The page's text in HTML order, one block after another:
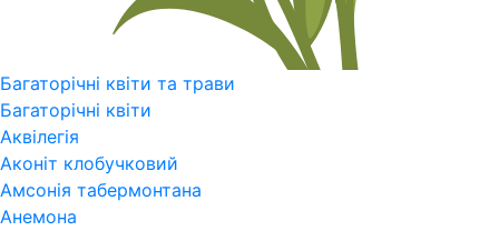
Багаторічні квіти та трави
Багаторічні квіти
Аквілегія
Аконіт клобучковий
Амсонія табермонтана
Анемона